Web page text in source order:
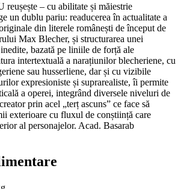
– cu abilitate și măiestrie
un dublu pariu: readucerea în actualitate a
din literele românești de început de
Max Blecher, și structurarea unei
bazată pe liniile de forță ale
intertextuală a narațiunilor blecheriene, cu
sau husserliene, dar și cu vizibile
expresioniste și suprarealiste, îi permite
a operei, integrând diversele niveluri de
prin acel „terț ascuns” ce face să
exterioare cu fluxul de conștiință care
al personajelor. Acad. Basarab